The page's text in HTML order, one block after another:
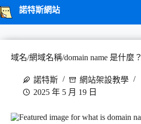
跳
至
諾特斯網站
域名/網域名稱/domain name 是什麼？
諾特斯
網站架設教學
2025 年 5 月 19 日